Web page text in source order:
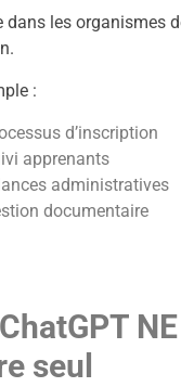
dans les organismes
:
d’inscription
apprenants
administratives
documentaire
seul